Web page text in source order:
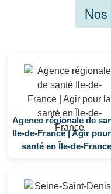
Agence régionale de
Ile-de-France | Agir
santé en Île-de-France